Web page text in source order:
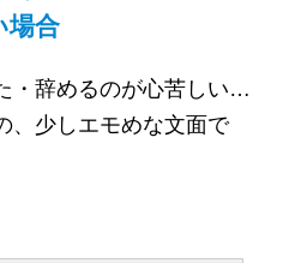
場合
・辞めるのが心苦しい…
、少しエモめな文面で